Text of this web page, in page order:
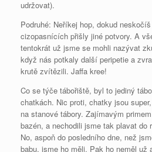
udržovat).
Podruhé: Neříkej hop, dokud
cizopasnících přišly jiné potvory. A
tentokrát už jsme se mohli nazývat
když nás potkaly další peripetie a
krutě zvítězili. Jaffa kree!
Co se týče tábořiště, byl to jediný
chatkách. Nic proti, chatky jsou
na stanové tábory. Zajímavým
bazén, a nechodili jsme tak plavat do
No, aspoň do posledního dne, než
babu, jsme ho měli. Pak ho neměl už